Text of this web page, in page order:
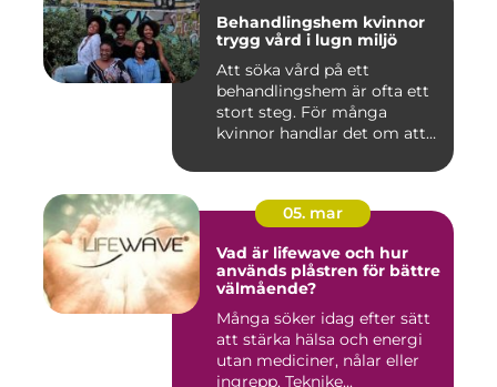
Behandlingshem kvinnor
trygg vård i lugn miljö
Att söka vård på ett
behandlingshem är ofta ett
stort steg. För många
kvinnor handlar det om att
05. mar
Vad är lifewave och hur
används plåstren för bättre
välmående?
Många söker idag efter sätt
att stärka hälsa och energi
utan mediciner, nålar eller
ingrepp. Teknike...